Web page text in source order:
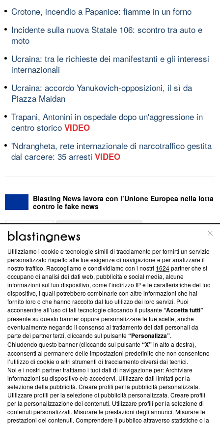
Crotone, incendio a Papanice: fiamme in un forno
Incidente sulla nuova Statale 106: scontro tra auto e
moto
Ucraina: tra le richieste dei manifestanti e gli interessi
internazionali
Ucraina: accordo Yanukovich-opposizioni, il sì da
Piazza Maidan
Trapani, Antonini in ospedale dopo un'aggressione in
centro storico VIDEO
'Ndrangheta, rete internazionale di narcotraffico gestita
dal carcere: 35 arresti VIDEO
Blasting News lavora con l’Unione Europea nella lotta
contro le fake news
ABOUT
Questa sezione offre informazioni trasparenti su Blasting
News, sui nostri processi editoriali e su come ci impegniamo a
creare news di qualità. Inoltre, afferma la nostra aderenza a
‘Trust Project - News with Integrity’Blasting News non è
ancora membro del programma, ma ha richiesto di farne
parte; Trust Project non ha ancora effettuato una verifica di
conformità agli standard.
Su di noi
Team editoriale
Corporate
Redazione
Informativa Privacy
Utilizziamo i cookie e tecnologie simili di tracciamento per fornirti un servizio
personalizzato rispetto alle tue esigenze di navigazione e per analizzare il
nostro traffico. Raccogliamo e condividiamo con i nostri 1624partner che si
occupano di analisi dei dati web, pubblicità e social media, alcune
informazioni sul tuo dispositivo, come l’indirizzo IP e le caratteristiche del tuo
dispositivo, i quali potrebbero combinarle con altre informazioni che hai
fornito loro o che hanno raccolto dal tuo utilizzo dei loro servizi. Puoi
acconsentire all’uso di tali tecnologie cliccando il pulsante“Accetta tutti”
presente su questo banner oppure personalizzare le tue scelte, anche
eventualmente negando il consenso al trattamento dei dati personali da
parte dei partner terzi, cliccando sul pulsante“Personalizza”.
Chiudendo questo banner (cliccando sul pulsante“X”in alto a destra),
acconsenti al permanere delle impostazioni predefinite che non consentono
l’utilizzo di cookie o altri strumenti di tracciamento diversi dai tecnici.
Noi e i nostri partner trattiamo i tuoi dati di navigazione per: Archiviare
informazioni su dispositivo e/o accedervi. Utilizzare dati limitati per la
selezione della pubblicità. Creare profili per la pubblicità personalizzata.
Utilizzare profili per la selezione di pubblicità personalizzata. Creare profili
per la personalizzazione dei contenuti. Utilizzare profili per la selezione di
contenuti personalizzati. Misurare le prestazioni degli annunci. Misurare le
prestazioni dei contenuti. Comprendere il pubblico attraverso statistiche o la